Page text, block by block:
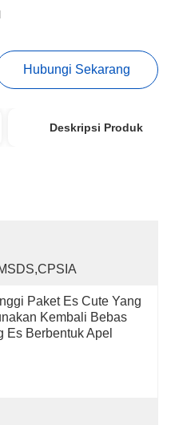
Hubungi Sekarang
Deskripsi Produk
Paket Es Cute Yang
Kembali Bebas
Es Berbentuk Apel